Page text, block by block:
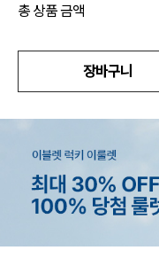
총 상품 금액
장바구니